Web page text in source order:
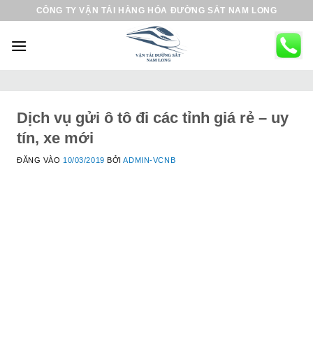
CÔNG TY VẬN TẢI HÀNG HÓA ĐƯỜNG SẮT NAM LONG
Dịch vụ gửi ô tô đi các tỉnh giá rẻ – uy
tín, xe mới
ĐĂNG VÀO 10/03/2019 BỞIADMIN-VCNB